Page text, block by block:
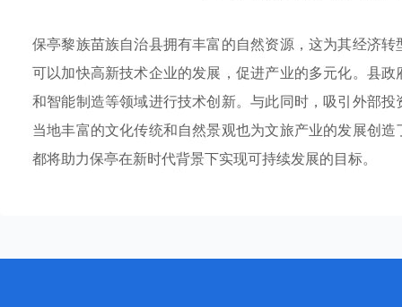
保亭黎族苗族自治县拥有丰富的自然资源，这为其经济
可以加快高新技术企业的发展，促进产业的多元化。县政
和智能制造等领域进行技术创新。与此同时，吸引外部
当地丰富的文化传统和自然景观也为文旅产业的发展创
都将助力保亭在新时代背景下实现可持续发展的目标。